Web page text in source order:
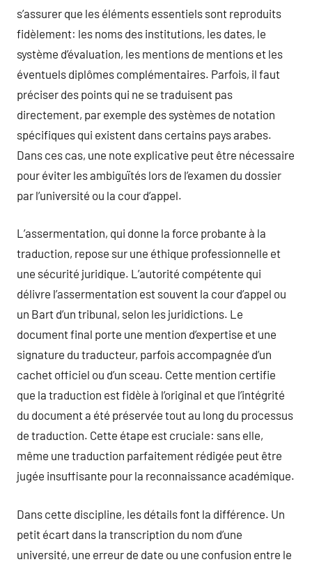
s’assurer que les éléments essentiels sont reproduits
fidèlement: les noms des institutions, les dates, le
système d’évaluation, les mentions de mentions et les
éventuels diplômes complémentaires. Parfois, il faut
préciser des points qui ne se traduisent pas
directement, par exemple des systèmes de notation
spécifiques qui existent dans certains pays arabes.
Dans ces cas, une note explicative peut être nécessaire
pour éviter les ambiguïtés lors de l’examen du dossier
par l’université ou la cour d’appel.
L’assermentation, qui donne la force probante à la
traduction, repose sur une éthique professionnelle et
une sécurité juridique. L’autorité compétente qui
délivre l’assermentation est souvent la cour d’appel ou
un Bart d’un tribunal, selon les juridictions. Le
document final porte une mention d’expertise et une
signature du traducteur, parfois accompagnée d’un
cachet officiel ou d’un sceau. Cette mention certifie
que la traduction est fidèle à l’original et que l’intégrité
du document a été préservée tout au long du processus
de traduction. Cette étape est cruciale: sans elle,
même une traduction parfaitement rédigée peut être
jugée insuffisante pour la reconnaissance académique.
Dans cette discipline, les détails font la différence. Un
petit écart dans la transcription du nom d’une
université, une erreur de date ou une confusion entre le